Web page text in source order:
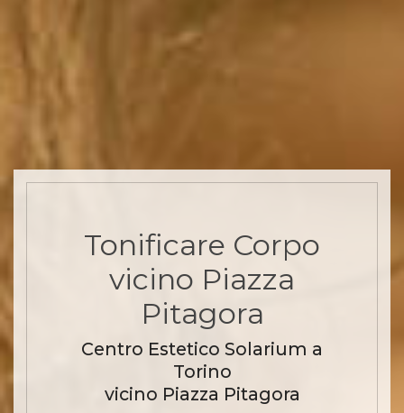
Tonificare Corpo
vicino Piazza
Pitagora
Centro Estetico Solarium a
Torino
vicino Piazza Pitagora